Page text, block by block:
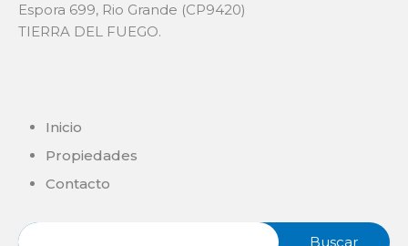
Espora 699, Rio Grande (CP9420)
TIERRA DEL FUEGO.
Inicio
Propiedades
Contacto